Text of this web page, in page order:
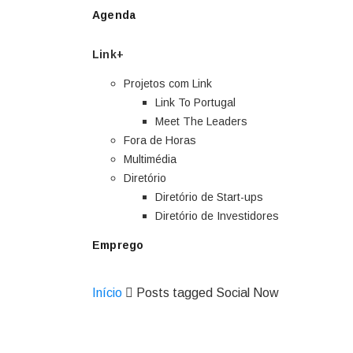
Agenda
Link+
Projetos com Link
Link To Portugal
Meet The Leaders
Fora de Horas
Multimédia
Diretório
Diretório de Start-ups
Diretório de Investidores
Emprego
Início Posts tagged Social Now